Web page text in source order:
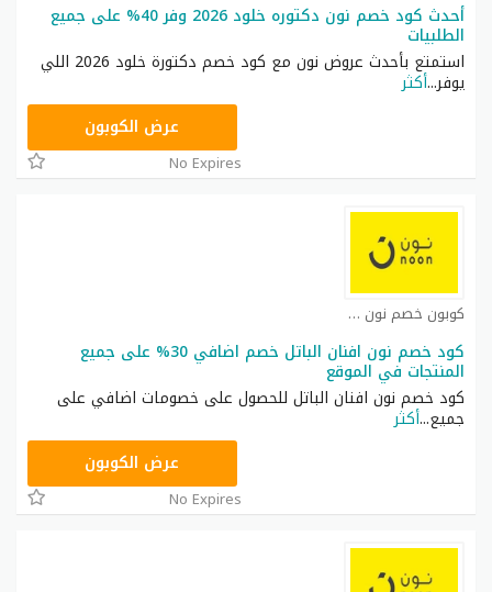
أحدث كود خصم نون دكتوره خلود 2026 وفر 40% على جميع
الطلبيات
استمتع بأحدث عروض نون مع كود خصم دكتورة خلود 2026 اللي
يوفر...أكثر
RRF24عرض الكوبون
No Expires
كوبون خصم نون مصر كوبون
كود خصم نون افنان الباتل خصم اضافي 30% على جميع
المنتجات في الموقع
كود خصم نون افنان الباتل للحصول على خصومات اضافي على
جميع...أكثر
RRF24عرض الكوبون
No Expires